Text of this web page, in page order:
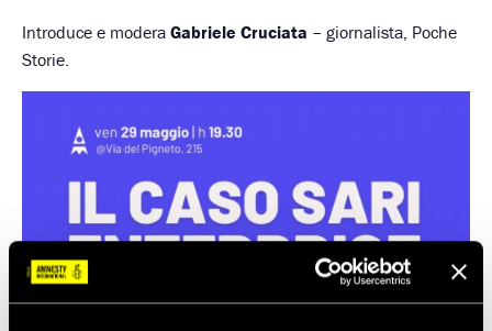
Introduce e modera Gabriele Cruciata – giornalista, Poche
Storie.